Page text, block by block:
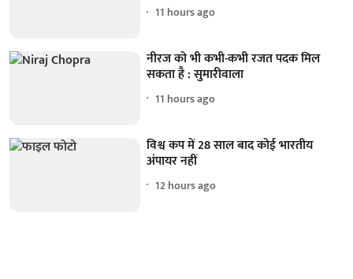
11 hours ago
नीरज को भी कभी-कभी रजत पदक मिल
सकता है : सुमारीवाला
11 hours ago
विश्व कप में 28 साल बाद कोई भारतीय
अंपायर नहीं
12 hours ago